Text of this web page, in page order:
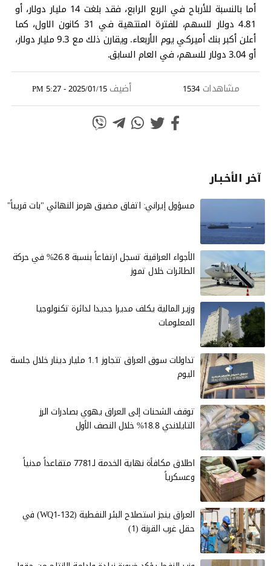
أما بالنسبة للأرباح في الربع الرابع، فقد بلغت 14 مليار دولار، أو
4.81 دولار للسهم، للفترة المنتهية في 31 كانون الاول، كما
أعلن أكبر بنك أميركي يوم الأربعاء. ويقارن ذلك مع 9.3 مليار دولار،
أو 3.04 دولار للسهم، في العام السابق.
مشاهدات1534 أضيف2025/01/15 - 5:27 PM
آخر الأخـبـار
مسؤول إيراني: اتفاق مضيق هرمز النهائي "بات قريباً"
الأجواء العراقية تسجل ارتفاعاً بنسبة 26.8% في حركة
الطائرات خلال تموز
وزير المالية يكلف مديرا جديدا لدائرة تكنولوجيا
المعلومات
تداولات سوق العراق تتجاوز 1.1 مليار دينار خلال جلسة
اليوم
توقف الشحنات إلى العراق يهوي بصادرات الرز
التايلاندي 18.8% خلال النصف الأول
اطلاق مكافأة نهاية الخدمة لـ7781 متقاعداً مدنياً
وعسكرياً
العراق ينجز استصلاح البئر النفطية (WQ1-132) في
حقل غرب القرنة (1)